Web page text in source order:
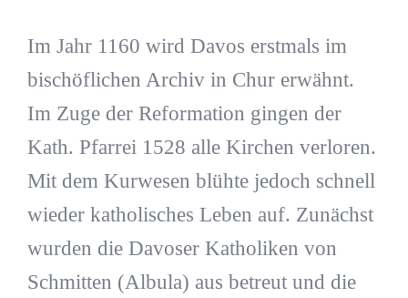
Im Jahr 1160 wird Davos erstmals im
bischöflichen Archiv in Chur erwähnt.
Im Zuge der Reformation gingen der
Kath. Pfarrei 1528 alle Kirchen verloren.
Mit dem Kurwesen blühte jedoch schnell
wieder katholisches Leben auf. Zunächst
wurden die Davoser Katholiken von
Schmitten (Albula) aus betreut und die